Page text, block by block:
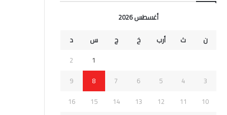
أغسطس 2026
ن
ث أرب خ ج س
د
1
2
3
4
5
6
7
8
9
10
11
12
13
14
15
16